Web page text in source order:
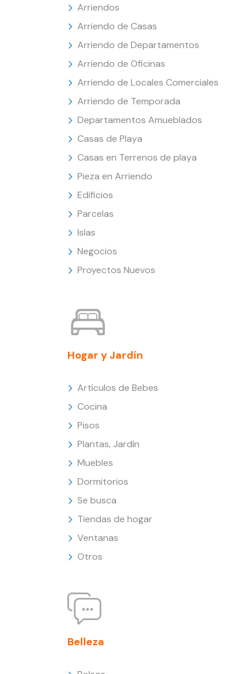
Arriendos
Arriendo de Casas
Arriendo de Departamentos
Arriendo de Oficinas
Arriendo de Locales Comerciales
Arriendo de Temporada
Departamentos Amueblados
Casas de Playa
Casas en Terrenos de playa
Pieza en Arriendo
Edificios
Parcelas
Islas
Negocios
Proyectos Nuevos
Hogar y Jardín
Artículos de Bebes
Cocina
Pisos
Plantas, Jardín
Muebles
Dormitorios
Se busca
Tiendas de hogar
Ventanas
Otros
Belleza